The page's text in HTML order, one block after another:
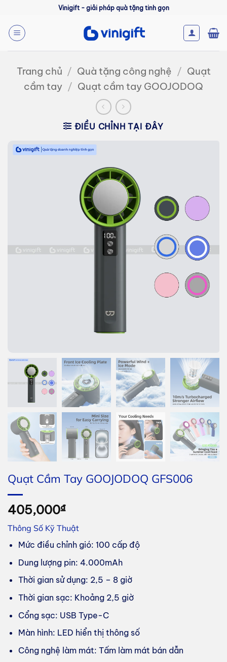
nội
dung
Vinigift - giải pháp quà tặng tinh gọn
Trang chủ / Quà tặng công nghệ / Quạt
cầm tay / Quạt cầm tay GOOJODOQ
ĐIỀU CHỈNH TẠI ĐÂY
Quạt Cầm Tay GOOJODOQ GFS006
405,000₫
Thông Số Kỹ Thuật
Mức điều chỉnh gió: 100 cấp độ
Dung lượng pin: 4.000mAh
Thời gian sử dụng: 2,5 – 8 giờ
Thời gian sạc: Khoảng 2,5 giờ
Cổng sạc: USB Type-C
Màn hình: LED hiển thị thông số
Công nghệ làm mát: Tấm làm mát bán dẫn